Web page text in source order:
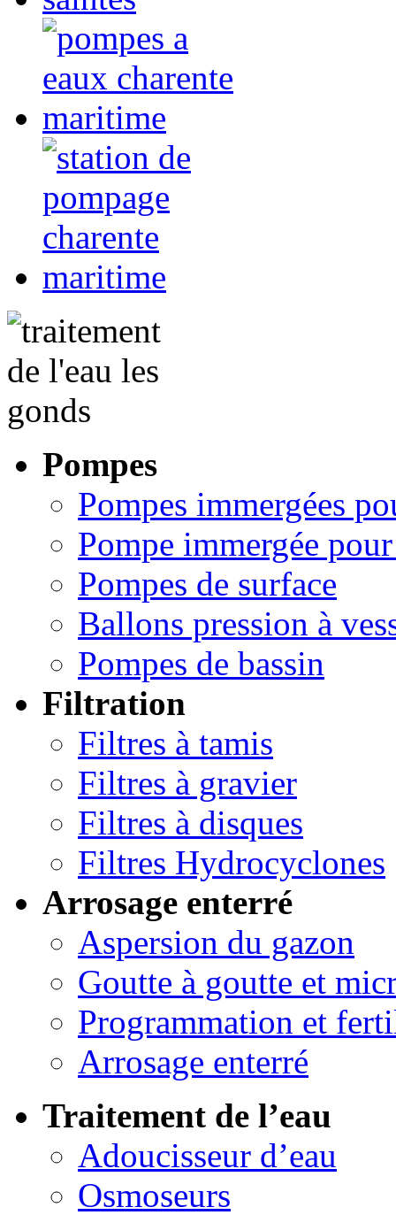
Pompes
Pompes immergées
Pompe immergée
Pompes de surface
Ballons pression à
Pompes de bassin
Filtration
Filtres à tamis
Filtres à gravier
Filtres à disques
Filtres Hydrocyclones
Arrosage enterré
Aspersion du gazon
Goutte à goutte et
Programmation et
Arrosage enterré
Traitement de l’eau
Adoucisseur d’eau
Osmoseurs